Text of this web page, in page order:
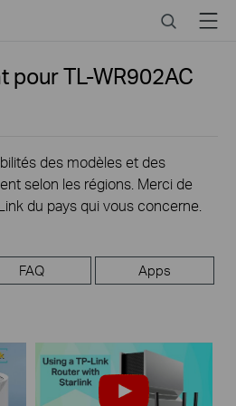
SearchMenu
pourTL-WR902AC
des modèles et des
selon les régions. Merci de
du pays qui vous concerne.
FAQ Apps